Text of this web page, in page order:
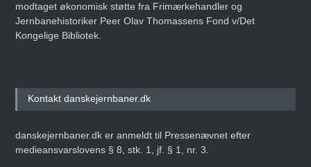
modtaget økonomisk støtte fra Frimærkehandler og
Jernbanehistoriker Peer Olav Thomassens Fond v/Det
Kongelige Bibliotek.
Kontakt danskejernbaner.dk
danskejernbaner.dk er anmeldt til Pressenævnet efter
medieansvarslovens § 8, stk. 1, jf. § 1, nr. 3.